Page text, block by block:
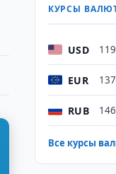
КУРСЫ ВАЛЮТ
USD
EUR
RUB
Все курсы